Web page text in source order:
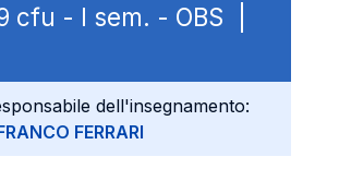
cfu - I sem. - OBS |
dell'insegnamento:
FERRARI